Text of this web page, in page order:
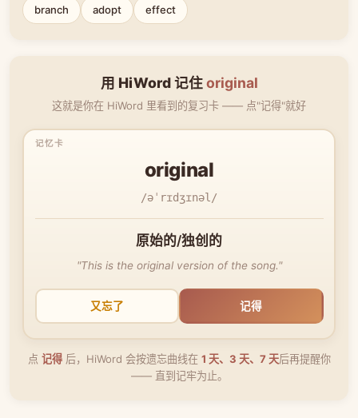
branch adopt effect
用 HiWord 记住original
这就是你在 HiWord 里看到的复习卡 —— 点"记得"就好
original
/əˈrɪdʒɪnəl/
原始的/独创的
"This is the original version of the song."
又忘了 记得
点 记得后，HiWord 会按遗忘曲线在 1 天、3 天、7 天后再提醒你
—— 直到记牢为止。